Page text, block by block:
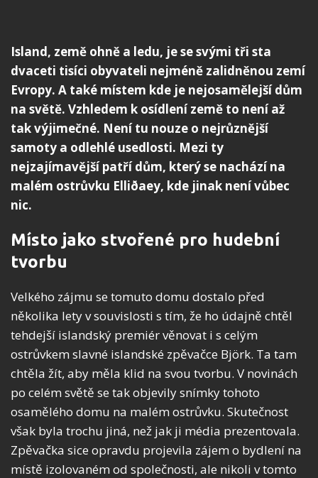
Island, země ohně a ledu, je se svými tři sta
dvaceti tisíci obyvateli nejméně zalidněnou zemí
Evropy. A také místem kde je nejosamělejší dům
na světě. Vzhledem k osídlení země to není až
tak výjimečné. Není tu nouze o nejrůznější
samoty a odlehlé usedlosti. Mezi ty
nejzajímavější patří dům, který se nachází na
malém ostrůvku Elliðaey, kde jinak není vůbec
nic.
Místo jako stvořené pro hudební
tvorbu
Velkého zájmu se tomuto domu dostalo před
několika lety v souvislosti s tím, že ho údajně chtěl
tehdejší islandský premiér věnovat i s celým
ostrůvkem slavné islandské zpěvačce Björk. Ta tam
chtěla žít, aby měla klid na svou tvorbu. V novinách
po celém světě se tak objevily snímky tohoto
osamělého domu na malém ostrůvku. Skutečnost
však byla trochu jiná, než jak ji média prezentovala.
Zpěvačka sice opravdu projevila zájem o bydlení na
místě izolovaném od společnosti, ale nikoli v tomto